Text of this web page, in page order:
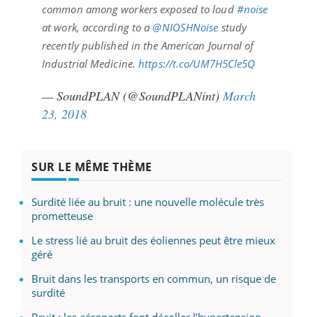
common among workers exposed to loud #noise
at work, according to a@NIOSHNoise study
recently published in the American Journal of
Industrial Medicine.https://t.co/UM7H5Cle5Q
— SoundPLAN (@SoundPLANint) March
23, 2018
SUR LE MÊME THÈME
Surdité liée au bruit : une nouvelle molécule très
prometteuse
Le stress lié au bruit des éoliennes peut être mieux
géré
Bruit dans les transports en commun, un risque de
surdité